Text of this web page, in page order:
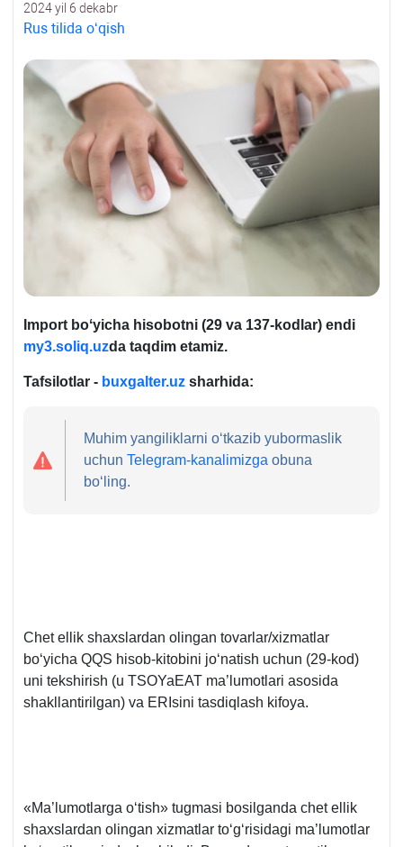
2024 yil 6 dekabr
Rus tilida oʻqish
Import boʻyicha hisobotni (29 va 137-kodlar) endi
my3.soliq.uzda taqdim etamiz.
Tafsilotlar - buxgalter.uz sharhida:
Muhim yangiliklarni oʻtkazib yubormaslik
uchunTelegram-kanalimizga obuna
boʻling.
Chet ellik shaхslardan olingan tovarlar/хizmatlar
boʻyicha QQS hisob-kitobini joʻnatish uchun (29-kod)
uni tekshirish (u TSOYaEAT ma’lumotlari asosida
shakllantirilgan) va ERIsini tasdiqlash kifoya.
«Ma’lumotlarga oʻtish» tugmasi bosilganda chet ellik
shaхslardan olingan хizmatlar toʻgʻrisidagi ma’lumotlar